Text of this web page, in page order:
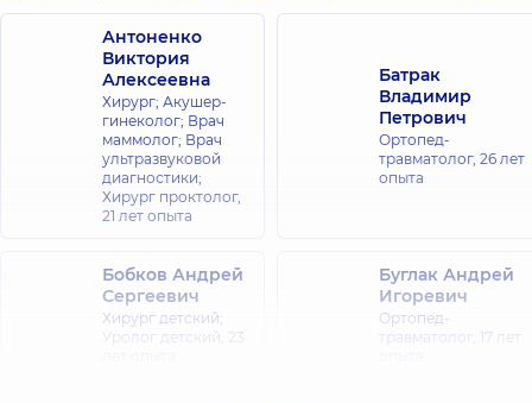
Антоненко
Виктория
Алексеевна
Хирург; Акушер-
гинеколог; Врач
маммолог; Врач
ультразвуковой
диагностики;
Хирург проктолог,
21 лет опыта
Батрак
Владимир
Петрович
Ортопед-
травматолог, 26 лет
опыта
Бобков Андрей
Сергеевич
Хирург детский;
Уролог детский, 23
Буглак Андрей
Игоревич
Ортопед-
травматолог, 17 лет